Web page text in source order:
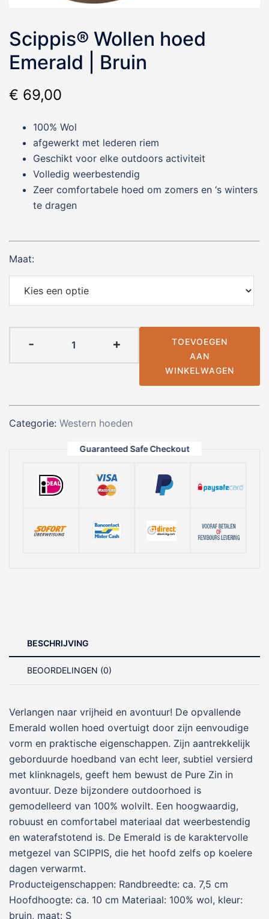
Scippis® Wollen hoed
Emerald | Bruin
€ 69,00
100% Wol
afgewerkt met lederen riem
Geschikt voor elke outdoors activiteit
Volledig weerbestendig
Zeer comfortabele hoed om zomers en ‘s winters
te dragen
Maat:
-
Wollen
hoed
aantal
+
TOEVOEGEN
AAN
WINKELWAGEN
Categorie: Western hoeden
Guaranteed Safe Checkout
BESCHRIJVING
BEOORDELINGEN (0)
Verlangen naar vrijheid en avontuur! De opvallende
Emerald wollen hoed overtuigt door zijn eenvoudige
vorm en praktische eigenschappen. Zijn aantrekkelijk
geborduurde hoedband van echt leer, subtiel versierd
met klinknagels, geeft hem bewust de Pure Zin in
avontuur. Deze bijzondere outdoorhoed is
gemodelleerd van 100% wolvilt. Een hoogwaardig,
robuust en comfortabel materiaal dat weerbestendig
en waterafstotend is. De Emerald is de karaktervolle
metgezel van SCIPPIS, die het hoofd zelfs op koelere
dagen verwarmt.
Producteigenschappen: Randbreedte: ca. 7,5 cm
Hoofdhoogte: ca. 10 cm Materiaal: 100% wol, kleur:
bruin, maat: S